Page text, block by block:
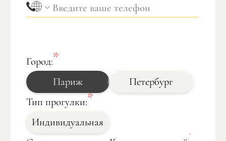
Город:
Париж
Петербург
Тип прогулки:
Индивидуальная